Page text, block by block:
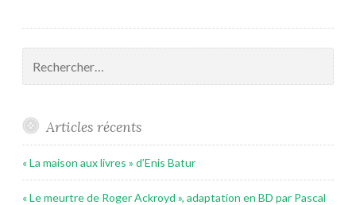
Articles récents
« La maison aux livres » d’Enis Batur
« Le meurtre de Roger Ackroyd », adaptation en BD par Pascal